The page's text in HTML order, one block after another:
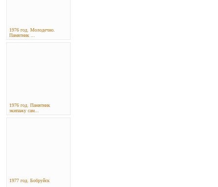
1976 год. Молодечно.
Памятник ...
1976 год. Памятник
экипажу сам...
1977 год. Бобруйск